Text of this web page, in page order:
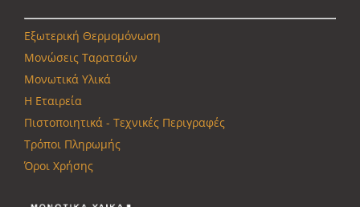
Εξωτερική Θερμομόνωση
Μονώσεις Ταρατσών
Μονωτικά Υλικά
Η Εταιρεία
Πιστοποιητικά - Τεχνικές Περιγραφές
Τρόποι Πληρωμής
Όροι Χρήσης